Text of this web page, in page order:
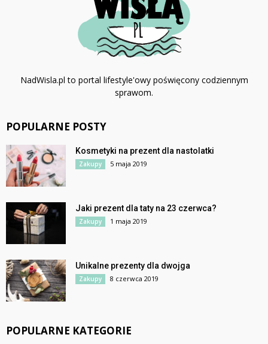
NadWisla.pl to portal lifestyle'owy poświęcony codziennym
sprawom.
POPULARNE POSTY
Kosmetyki na prezent dla nastolatki
Zakupy 5 maja 2019
Jaki prezent dla taty na 23 czerwca?
Zakupy 1 maja 2019
Unikalne prezenty dla dwojga
Zakupy 8 czerwca 2019
POPULARNE KATEGORIE